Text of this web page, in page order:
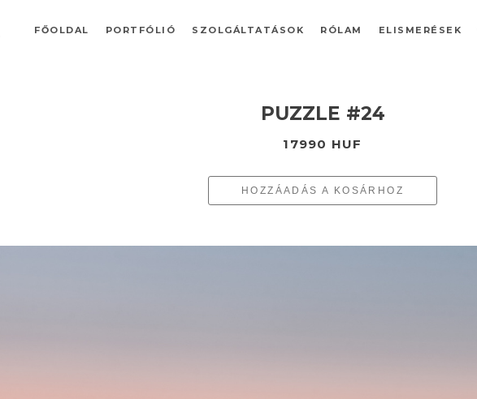
FŐOLDAL PORTFÓLIÓ SZOLGÁLTATÁSOK RÓLAM ELISMERÉSEK
PUZZLE #24
17990 HUF
HOZZÁADÁS A KOSÁRHOZ